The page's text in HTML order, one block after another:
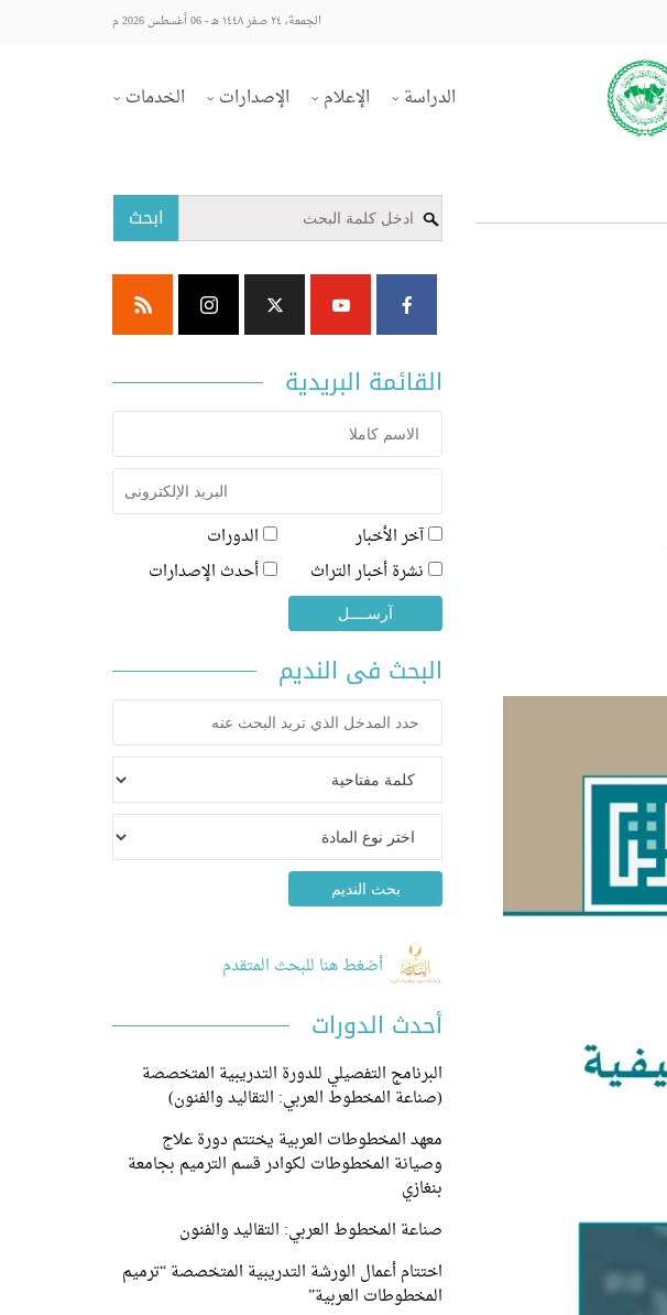
الجمعة، ٢٤ صفر ١٤٤٨ هـ - 06 أغسطس 2026 م
الدراسة الإعلام الإصدارات الخدمات
ابحث
القائمة البريدية
آخر الأخبار
الدورات
نشرة أخبار التراث
أحدث الإصدارات
البحث فى النديم
أضغط هنا للبحث المتقدم
أحدث الدورات
البرنامج التفصيلي للدورة التدريبية المتخصصة
(صناعة المخطوط العربي: التقاليد والفنون)
معهد المخطوطات العربية يختتم دورة علاج
وصيانة المخطوطات لكوادر قسم الترميم بجامعة
بنغازي
صناعة المخطوط العربي: التقاليد والفنون
اختتام أعمال الورشة التدريبية المتخصصة “ترميم
المخطوطات العربية”